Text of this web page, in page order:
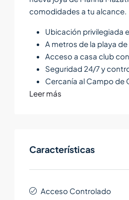
comodidades a tu alcance.
Ubicación privilegiada
A metros de la playa
Acceso a casa club
Seguridad 24/7 y
Cercanía al Campo de
Leer más
Características
Acceso Controlado